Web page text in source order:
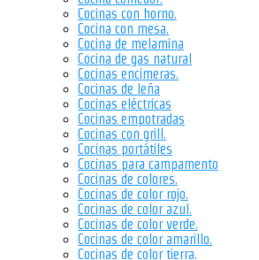
Cocinas con horno.
Cocina con mesa.
Cocina de melamina
Cocina de gas natural
Cocinas encimeras.
Cocinas de leña
Cocinas eléctricas
Cocinas empotradas
Cocinas con grill.
Cocinas portátiles
Cocinas para campamento
Cocinas de colores.
Cocinas de color rojo.
Cocinas de color azul.
Cocinas de color verde.
Cocinas de color amarillo.
Cocinas de color tierra.